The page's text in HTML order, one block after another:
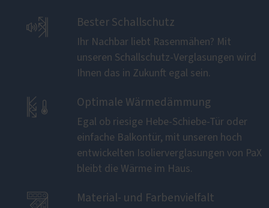
 Bester Schallschutz
Ihr Nachbar liebt Rasenmähen? Mit
unseren Schallschutz-Verglasungen wird
Ihnen das in Zukunft egal sein.
 Optimale Wärmedämmung
Egal ob riesige Hebe-Schiebe-Tür oder
einfache Balkontür, mit unseren hoch
entwickelten Isolierverglasungen von PaX
bleibt die Wärme im Haus.
 Material- und Farbenvielfalt